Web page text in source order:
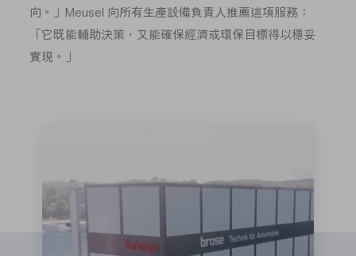
向。」Meusel 向所有生產設備負責人推薦這項服務：
「它既能輔助決策，又能確保經濟或環保目標得以穩妥
實現。」